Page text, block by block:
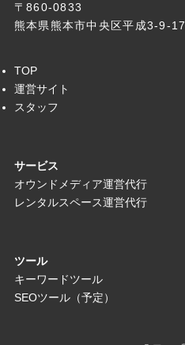
〒860-0833
熊本県熊本市中央区平成3-9-17
TOP
運営サイト
スタッフ
サービス
オウンドメディア運営代行
レンタルスペース運営代行
ツール
キーワードツール
SEOツール（予定）